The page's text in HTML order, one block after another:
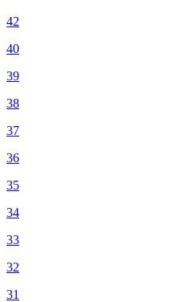
42
40
39
38
37
36
35
34
33
32
31